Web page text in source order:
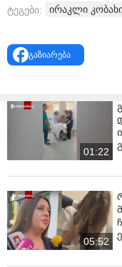
კობახიძე დიუშენით
ტეგები: ირაკლი
გაზიარება
01:22
05:52